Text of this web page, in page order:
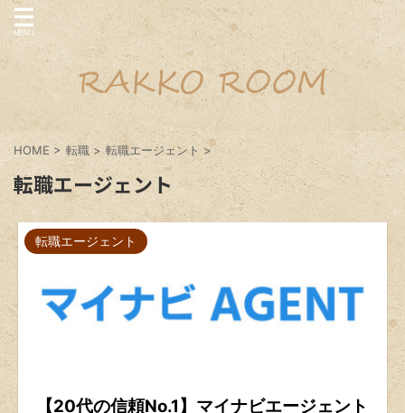
HOME > 転職 > 転職エージェント >
転職エージェント
転職エージェント
【20代の信頼No.1】マイナビエージェント